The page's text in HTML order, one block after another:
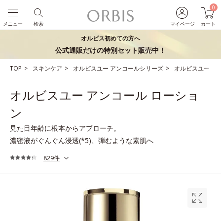
マイページ
0
カート
検索
メニュー
オルビス初めての方へ
公式通販だけの特別セット販売中！
TOP スキンケア オルビスユー アンコールシリーズ オルビスユー ア
オルビスユー アンコール ローショ
ン
見た目年齢に根本からアプローチ。
濃密液がぐんぐん浸透(*5)、弾むような素肌へ
829件